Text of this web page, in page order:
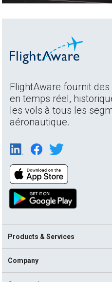
FlightAware fournit
en temps réel,
les vols à tous les
aéronautique.
Products & Services
Company